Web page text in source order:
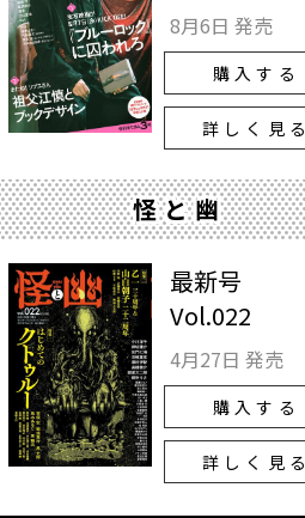
8月6日 発売
購入する
詳しく見る
怪と幽
最新号
Vol.022
4月27日 発売
購入する
詳しく見る